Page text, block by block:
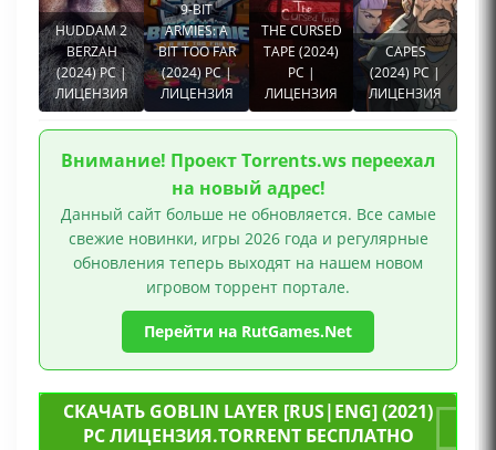
HUDDAM 2
BERZAH
(2024) PC |
ЛИЦЕНЗИЯ
9-BIT
ARMIES: A
BIT TOO FAR
(2024) PC |
ЛИЦЕНЗИЯ
THE CURSED
TAPE (2024)
PC |
ЛИЦЕНЗИЯ
CAPES
(2024) PC |
ЛИЦЕНЗИЯ
Внимание! Проект Torrents.ws переехал
на новый адрес!
Данный сайт больше не обновляется. Все самые
свежие новинки, игры 2026 года и регулярные
обновления теперь выходят на нашем новом
игровом торрент портале.
Перейти на RutGames.Net
СКАЧАТЬ GOBLIN LAYER [RUS|ENG] (2021)
PC ЛИЦЕНЗИЯ.TORRENT БЕСПЛАТНО